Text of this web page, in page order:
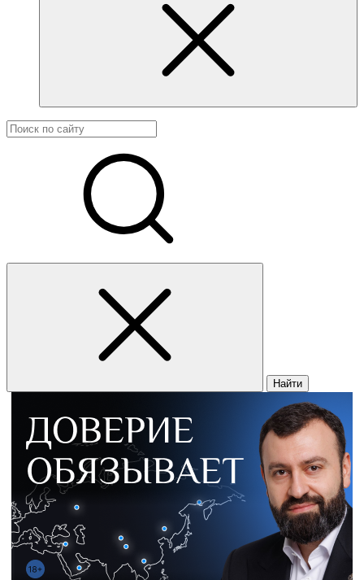
Найти